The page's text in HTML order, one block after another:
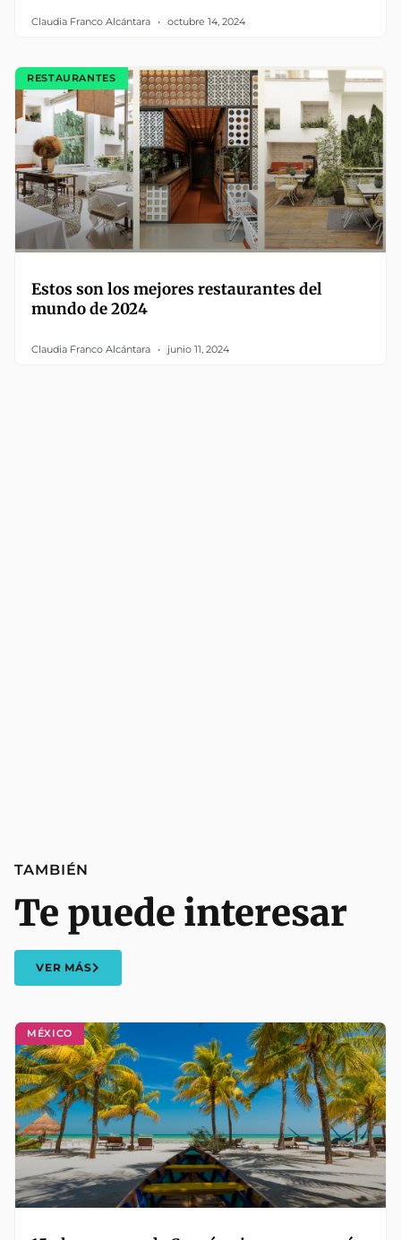
Claudia Franco Alcántara octubre 14, 2024
RESTAURANTES
Estos son los mejores restaurantes del
mundo de 2024
Claudia Franco Alcántara junio 11, 2024
MÉXICO
TAMBIÉN
Te puede interesar
VER MÁS